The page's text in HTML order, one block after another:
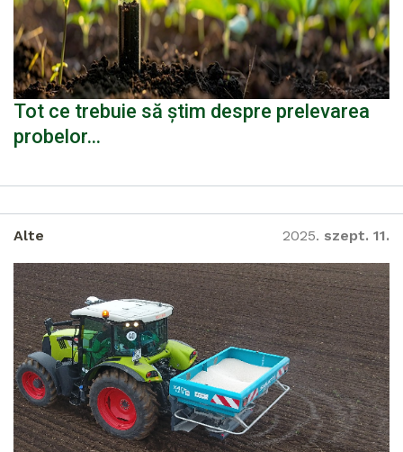
Tot ce trebuie să știm despre prelevarea
probelor…
Alte 2025. szept. 11.